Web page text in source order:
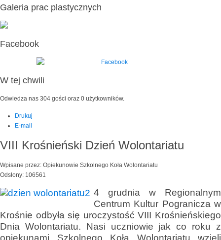
Galeria prac plastycznych
Facebook
W tej chwili
Odwiedza nas 304 gości oraz 0 użytkowników.
Drukuj
E-mail
VIII Krośnieński Dzień Wolontariatu
Wpisane przez: Opiekunowie Szkolnego Koła Wolontariatu
Odsłony: 106561
4 grudnia w Regionalnym
Centrum Kultur Pogranicza w
Krośnie odbyła się uroczystość VIII Krośnieńskiego
Dnia Wolontariatu. Nasi uczniowie jak co roku z
opiekunami Szkolnego Koła Wolontariatu wzięli